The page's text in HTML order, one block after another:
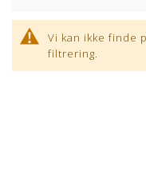
Vi kan ikke finde
filtrering.